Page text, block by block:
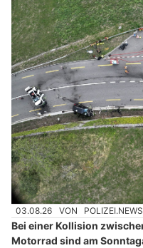
03.08.26 VON
Bei einer Kollision
Motorrad sind am